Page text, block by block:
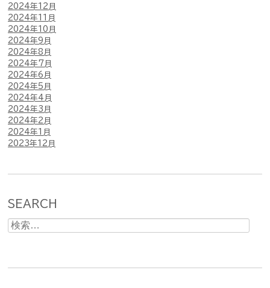
2024年12月
2024年11月
2024年10月
2024年9月
2024年8月
2024年7月
2024年6月
2024年5月
2024年4月
2024年3月
2024年2月
2024年1月
2023年12月
SEARCH
検
索: